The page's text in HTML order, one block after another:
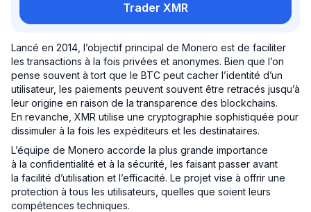
Trader XMR
Lancé en 2014, l’objectif principal de Monero est de faciliter
les transactions à la fois privées et anonymes. Bien que l’on
pense souvent à tort que le BTC peut cacher l’identité d’un
utilisateur, les paiements peuvent souvent être retracés jusqu’à
leur origine en raison de la transparence des blockchains.
En revanche, XMR utilise une cryptographie sophistiquée pour
dissimuler à la fois les expéditeurs et les destinataires.
L’équipe de Monero accorde la plus grande importance
à la confidentialité et à la sécurité, les faisant passer avant
la facilité d’utilisation et l’efficacité. Le projet vise à offrir une
protection à tous les utilisateurs, quelles que soient leurs
compétences techniques.